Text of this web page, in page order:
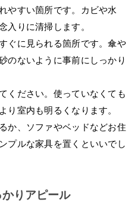
やすい箇所です。カビや水
入りに清掃します。
ぐに見られる箇所です。傘や
のないように事前にしっかり
ください。使っていなくても
り室内も明るくなります。
か、ソファやベッドなどお住
プルな家具を置くといいでし
りアピール